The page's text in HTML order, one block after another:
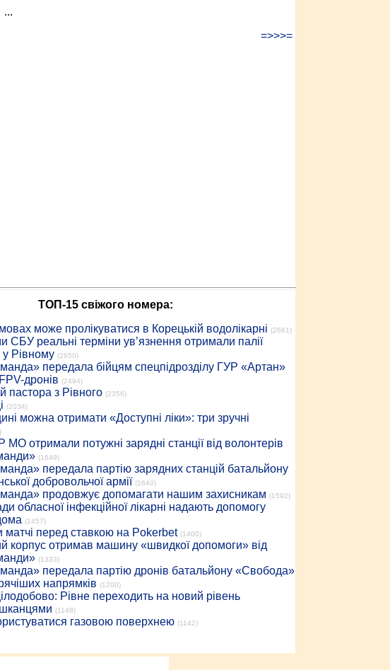
...
=>>>=
ТОП-15 свіжого номера:
може пролікуватися в Корецькій водолікарні (2661)
СБУ реальні терміни ув’язнення отримали палії
у Рівному (2650)
передала бійцям спецпідрозділу ГУР «Артан»
дронів (2494)
пастора з Рівного (2356)
(2034)
можна отримати «Доступні ліки»: три зручні
МО отримали потужні зарядні станції від волонтерів
(1649)
передала партію зарядних станцій батальйону
добровольчої армії (1640)
продовжує допомагати нашим захисникам (1592)
обласної інфекційної лікарні надають допомогу
(1457)
матчі перед ставкою на Pokerbet (1400)
корпус отримав машину «швидкої допомоги» від
(1333)
передала партію дронів батальйону «Свобода»
напрямків (1200)
Рівне переходить на новий рівень
(1148)
газовою поверхнею (1142)